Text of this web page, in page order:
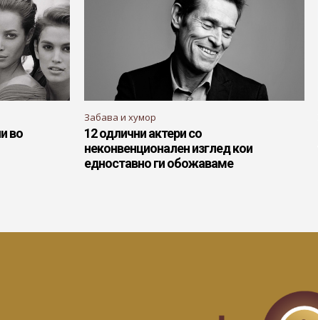
во
Забава и хумор
12 одлични актери со
неконвенционален изглед кои
едноставно ги обожаваме